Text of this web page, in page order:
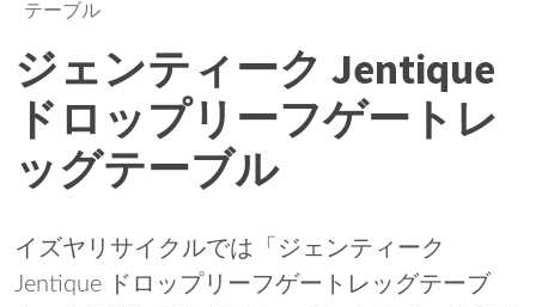
テーブル
ジェンティーク Jentique
ドロップリーフゲートレ
ッグテーブル
イズヤリサイクルでは「ジェンティーク
Jentique ドロップリーフゲートレッグテーブ